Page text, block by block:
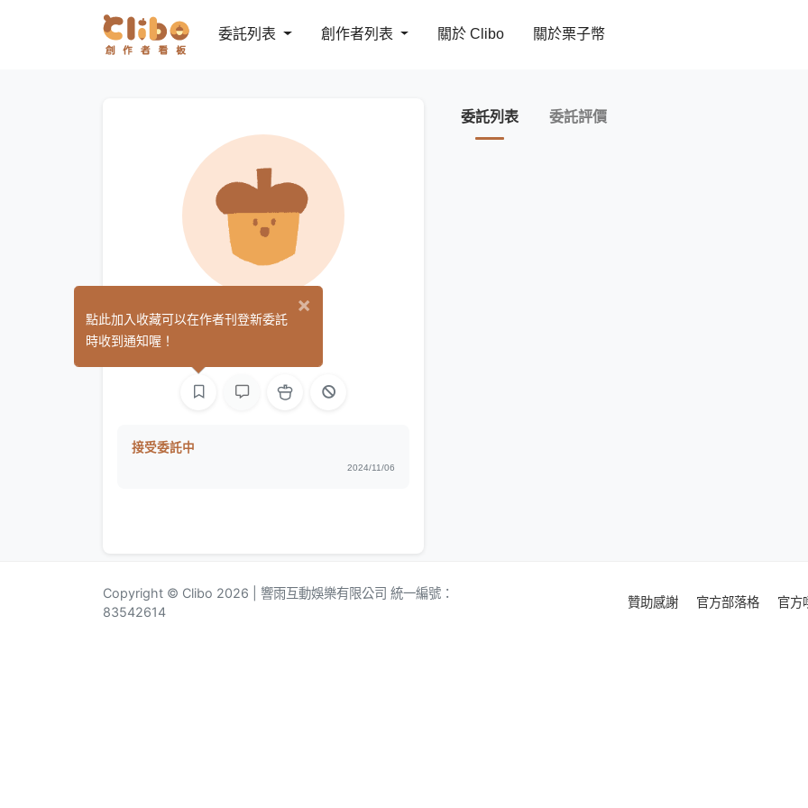
委託列表 創作者列表 關於 Clibo 關於栗子幣
Mia (0)
接受委託中
2024/11/06
委託列表 委託評價
Copyright © Clibo 2026 | 響雨互動娛樂有限公司 統一編號：
83542614
贊助感謝 官方部落格 官方
×
點此加入收藏可以在作者刊登新委託
時收到通知喔！